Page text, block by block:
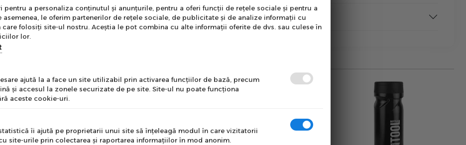
Informare
pentru a personaliza conținutul și anunțurile, pentru a oferi funcții de rețele sociale și pentru a
asemenea, le oferim partenerilor de rețele sociale, de publicitate și de analize informații cu
folosiți site-ul nostru. Aceștia le pot combina cu alte informații oferite de dvs. sau culese în
lor.
ajută la a face un site utilizabil prin activarea funcţiilor de bază, precum
şi accesul la zonele securizate de pe site. Site-ul nu poate funcţiona
aceste cookie-uri.
îi ajută pe proprietarii unui site să înţeleagă modul în care vizitatorii
site-urile prin colectarea şi raportarea informaţiilor în mod anonim.
Abonare Newsletter
Abonează-te la newsletter
pentru a primi cele mai noi